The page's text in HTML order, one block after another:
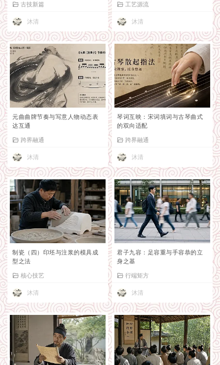
古技新篇
沐清
工艺源流
沐清
元曲曲牌节奏与写意人物动态表
达互通
跨界融通
沐清
琴词互映：宋词填词与古琴曲式
的双向适配
跨界融通
沐清
制瓷（四）印坯与注浆的模具成
型之法
核心技艺
沐清
君子九容：足容重与手容恭的立
身之基
行端矩方
沐清